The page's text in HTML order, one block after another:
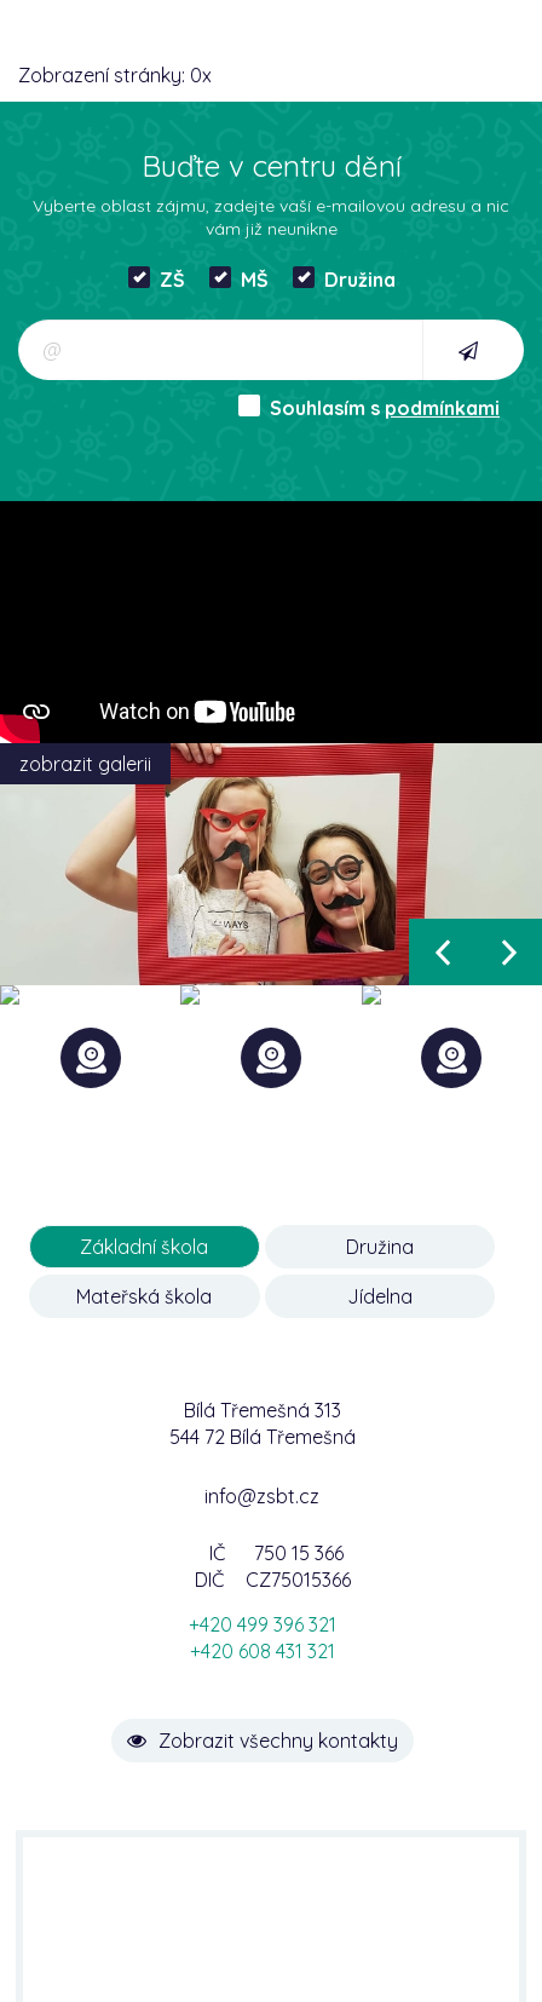
Zobrazení stránky: 0x
Buďte v centru dění
Vyberte oblast zájmu, zadejte vaší e-mailovou adresu a nic
vám již neunikne
ZŠ MŠ Družina
Souhlasím s podmínkami
zobrazit galerii
Základní škola Družina
Mateřská škola Jídelna
Bílá Třemešná 313
544 72 Bílá Třemešná
info@zsbt.cz
IČ
750 15 366
DIČ
CZ75015366
+420 499 396 321
+420 608 431 321
Zobrazit všechny kontakty